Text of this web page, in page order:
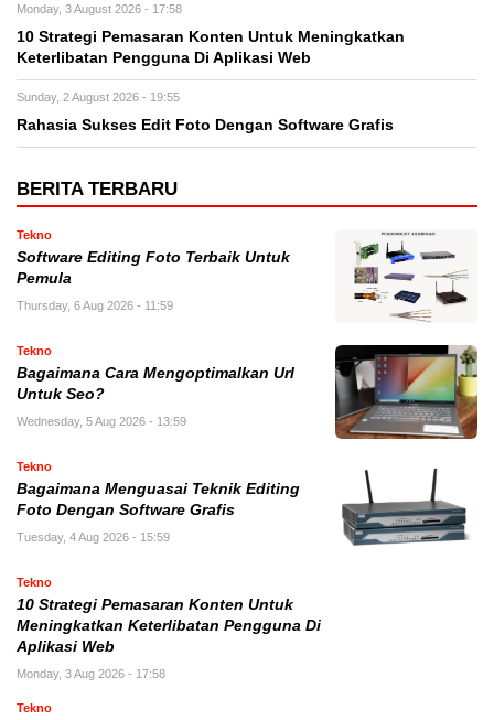
Monday, 3 August 2026 - 17:58
10 Strategi Pemasaran Konten Untuk Meningkatkan
Keterlibatan Pengguna Di Aplikasi Web
Sunday, 2 August 2026 - 19:55
Rahasia Sukses Edit Foto Dengan Software Grafis
BERITA TERBARU
Tekno
Software Editing Foto Terbaik Untuk
Pemula
Thursday, 6 Aug 2026 - 11:59
Tekno
Bagaimana Cara Mengoptimalkan Url
Untuk Seo?
Wednesday, 5 Aug 2026 - 13:59
Tekno
Bagaimana Menguasai Teknik Editing
Foto Dengan Software Grafis
Tuesday, 4 Aug 2026 - 15:59
Tekno
10 Strategi Pemasaran Konten Untuk
Meningkatkan Keterlibatan Pengguna Di
Aplikasi Web
Monday, 3 Aug 2026 - 17:58
Tekno